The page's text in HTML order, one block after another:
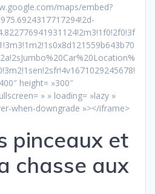
maps/embed?
height= »300″
» » loading= »lazy »
when-downgrade »></iframe>
pinceaux et
chasse aux